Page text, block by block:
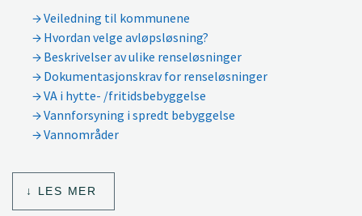
Veiledning til kommunene
Hvordan velge avløpsløsning?
Beskrivelser av ulike renseløsninger
Dokumentasjonskrav for renseløsninger
VA i hytte- /fritidsbebyggelse
Vannforsyning i spredt bebyggelse
Vannområder
LES MER